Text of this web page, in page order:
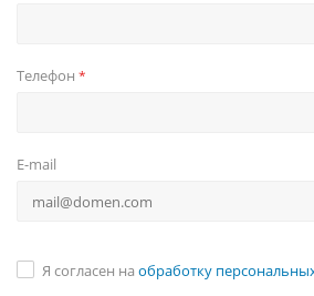
Телефон *
E-mail
Я согласен на обработку